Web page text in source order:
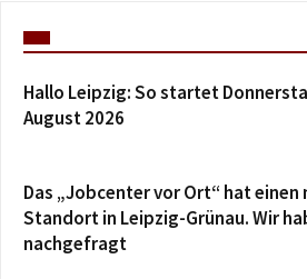
Hallo Leipzig: So startet
August 2026
Das „Jobcenter vor Ort“ hat einen
Standort in Leipzig-Grünau. Wir
nachgefragt